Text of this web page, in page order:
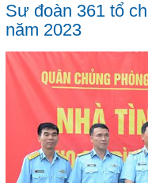
Sư đoàn 361 tổ
năm 2023